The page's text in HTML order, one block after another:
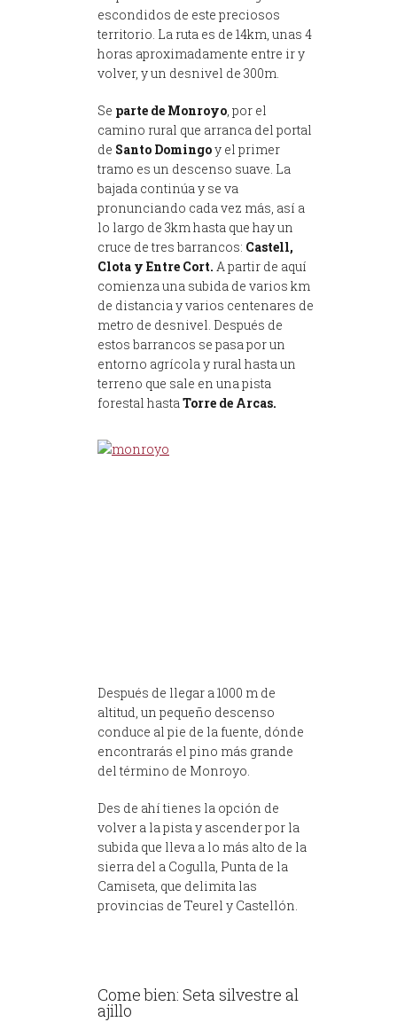
escondidos de este preciosos
territorio. La ruta es de 14km, unas 4
horas aproximadamente entre ir y
volver, y un desnivel de 300m.
Se parte de Monroyo, por el
camino rural que arranca del portal
de Santo Domingoy el primer
tramo es un descenso suave. La
bajada continúa y se va
pronunciando cada vez más, así a
lo largo de 3km hasta que hay un
cruce de tres barrancos: Castell,
Clota y Entre Cort. A partir de aquí
comienza una subida de varios km
de distancia y varios centenares de
metro de desnivel. Después de
estos barrancos se pasa por un
entorno agrícola y rural hasta un
terreno que sale en una pista
forestal hastaTorre de Arcas.
Después de llegar a 1000 m de
altitud, un pequeño descenso
conduce al pie de la fuente, dónde
encontrarás el pino más grande
del término de Monroyo.
Des de ahí tienes la opción de
volver a la pista y ascender por la
subida que lleva a lo más alto de la
sierra del a Cogulla, Punta de la
Camiseta, que delimita las
provincias de Teurel y Castellón.
Come bien: Seta silvestre al
ajillo